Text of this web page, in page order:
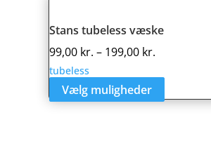
Stans tubeless væske
99,00 kr. – 199,00 kr.Prisinterval:
199,00 kr.
tubeless
Vælg muligheder
vare